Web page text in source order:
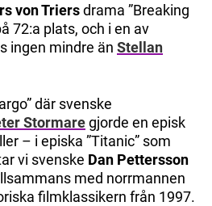
von Triersdrama ”Breaking
72:a plats, och i en av
ingen mindre än Stellan
där svenske
Stormaregjorde en episk
– i episka ”Titanic” som
vi svenske Dan Pettersson
med norrmannen
filmklassikern från 1997.